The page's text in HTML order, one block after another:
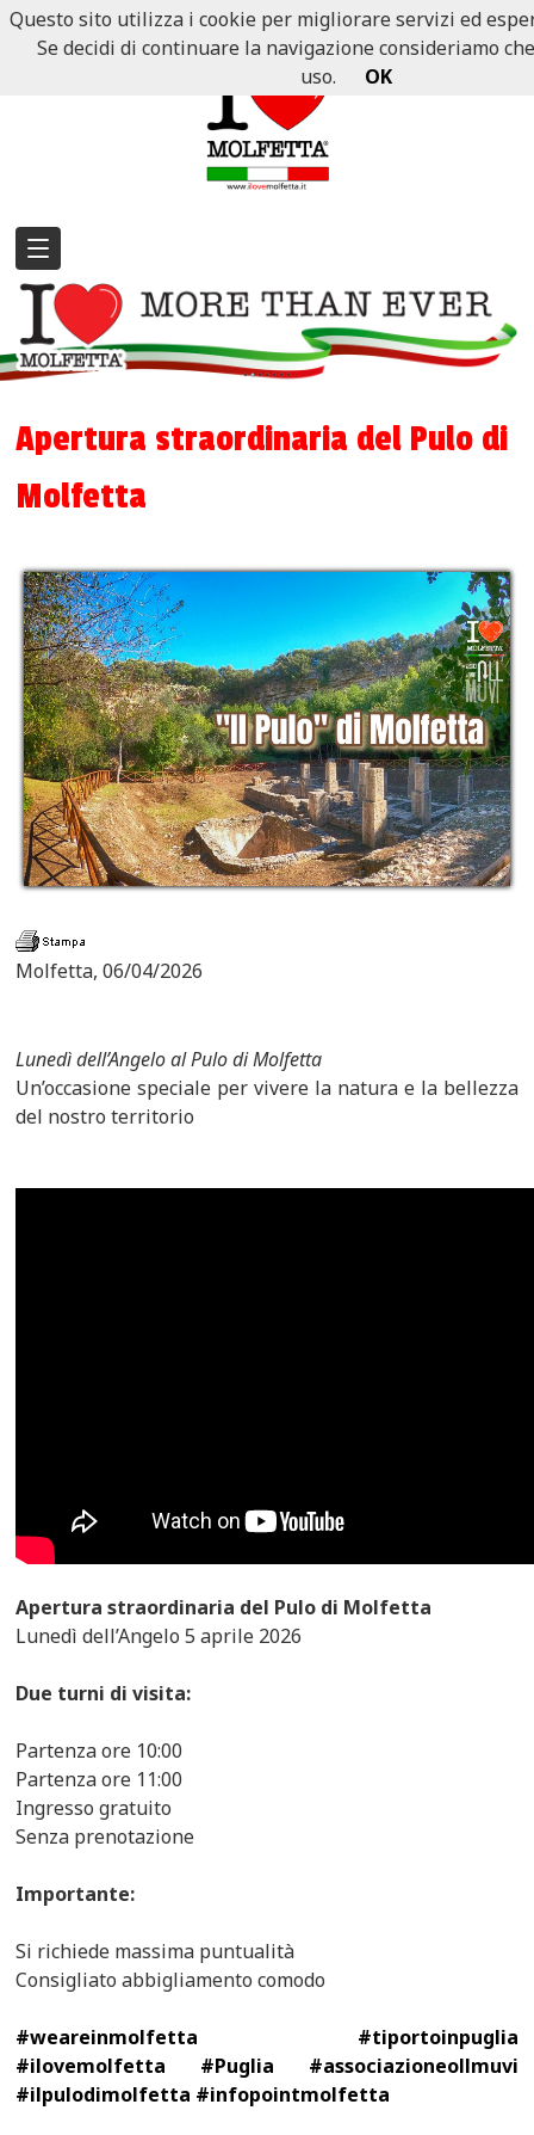
Apertura straordinaria del Pulo di
Molfetta
Molfetta, 06/04/2026
Lunedì dell’Angelo al Pulo di Molfetta
Un’occasione speciale per vivere la natura e la bellezza
del nostro territorio
Apertura straordinaria del Pulo di Molfetta
Lunedì dell’Angelo 5 aprile 2026
Due turni di visita:
Partenza ore 10:00
Partenza ore 11:00
Ingresso gratuito
Senza prenotazione
Importante:
Si richiede massima puntualità
Consigliato abbigliamento comodo
#weareinmolfetta #tiportoinpuglia
#ilovemolfetta #Puglia #associazioneollmuvi
#ilpulodimolfetta #infopointmolfetta
Questo sito utilizza i cookie per migliorare servizi ed
Se decidi di continuare la navigazione consideriamo
uso.
OK